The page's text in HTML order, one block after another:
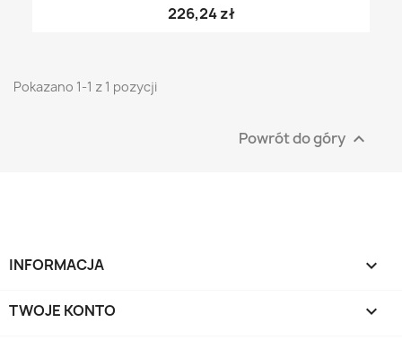
226,24 zł
Pokazano 1-1 z 1 pozycji
Powrót do góry 
INFORMACJA 
TWOJE KONTO 